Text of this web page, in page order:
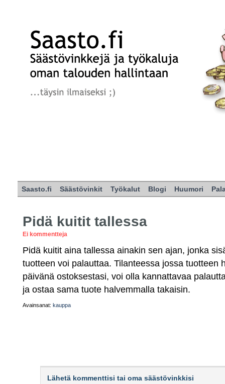
Saasto.fi Säästövinkit Työkalut Blogi Huumori
Pidä kuitit tallessa
Ei kommentteja
Pidä kuitit aina tallessa ainakin sen ajan, jonka
tuotteen voi palauttaa. Tilanteessa jossa tuotteen
päivänä ostoksestasi, voi olla kannattavaa
ja ostaa sama tuote halvemmalla takaisin.
Avainsanat: kauppa
Lähetä kommenttisi tai oma säästövinkkisi